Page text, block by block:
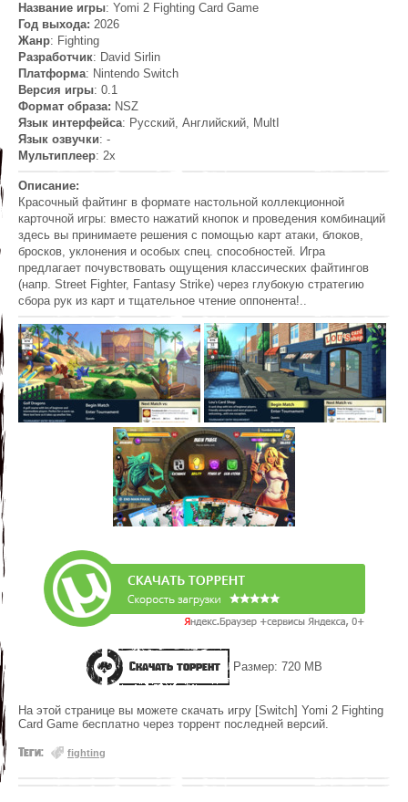
Название игры: Yomi 2 Fighting Card Game
Год выхода: 2026
Жанр: Fighting
Разработчик: David Sirlin
Платформа: Nintendo Switch
Версия игры: 0.1
Формат образа: NSZ
Язык интерфейса: Русский, Английский, MultI
Язык озвучки: -
Мультиплеер: 2x
Описание:
Красочный файтинг в формате настольной коллекционной
карточной игры: вместо нажатий кнопок и проведения комбинаций
здесь вы принимаете решения с помощью карт атаки, блоков,
бросков, уклонения и особых спец. способностей. Игра
предлагает почувствовать ощущения классических файтингов
(напр. Street Fighter, Fantasy Strike) через глубокую стратегию
сбора рук из карт и тщательное чтение оппонента!..
Скачать торрент Размер: 720 MB
На этой странице вы можете скачать игру [Switch] Yomi 2 Fighting
Card Game бесплатно через торрент последней версий.
Теги: fighting